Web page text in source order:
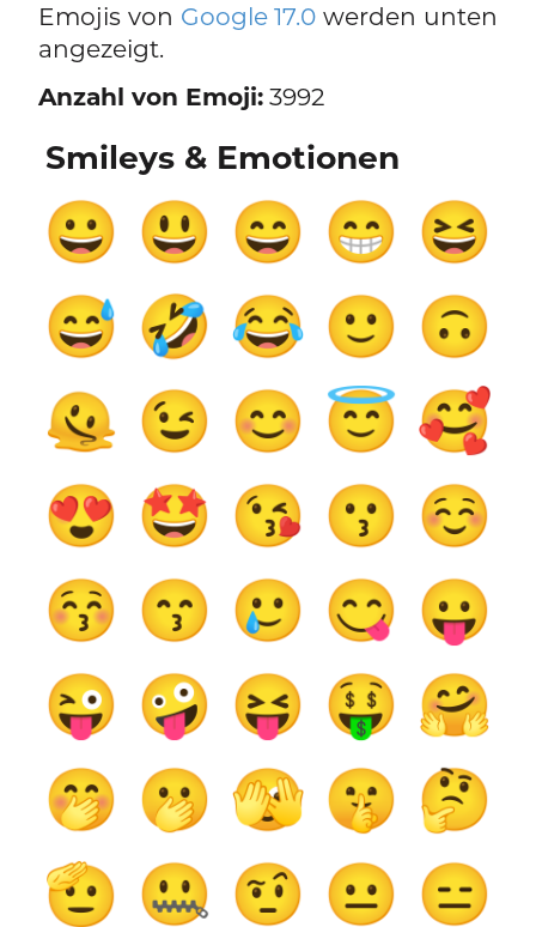
Emojis von Google 17.0 werden unten
angezeigt.
Anzahl von Emoji:3992
Smileys & Emotionen